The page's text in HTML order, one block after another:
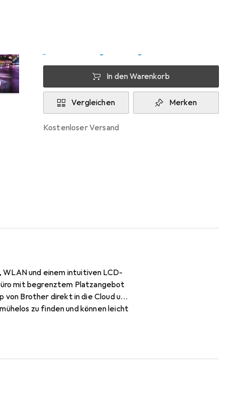
In den Warenkorb
Vergleichen Merken
kostenloser Versand
und einem intuitiven LCD-
mit begrenztem Platzangebot
Brother direkt in die Cloud und
zu finden und können leicht
es über die Oberseite des